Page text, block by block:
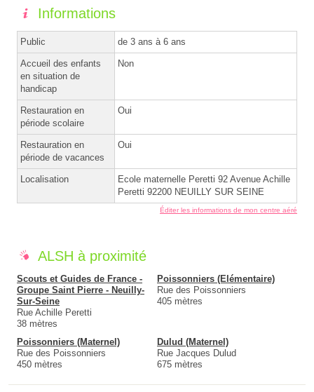
Informations
Public de 3 ans à 6 ans
Accueil des enfants
en situation de
handicap
Non
Restauration en
période scolaire
Oui
Restauration en
période de vacances
Oui
Localisation
Ecole maternelle Peretti 92 Avenue Achille
Peretti 92200 NEUILLY SUR SEINE
Éditer les informations de mon centre aéré
ALSH à proximité
Scouts et Guides de France -
Groupe Saint Pierre - Neuilly-
Sur-Seine
Rue Achille Peretti
38 mètres
Poissonniers (Elémentaire)
Rue des Poissonniers
405 mètres
Poissonniers (Maternel)
Rue des Poissonniers
450 mètres
Dulud (Maternel)
Rue Jacques Dulud
675 mètres